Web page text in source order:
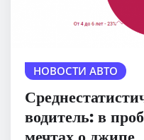
НОВОСТИ АВТО
водитель: в
мечтах о джипе